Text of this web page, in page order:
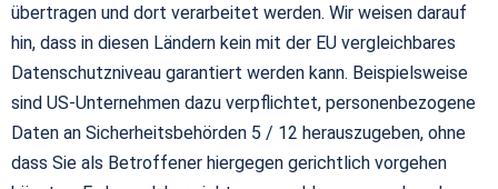
übertragen und dort verarbeitet werden. Wir weisen darauf
hin, dass in diesen Ländern kein mit der EU vergleichbares
Datenschutzniveau garantiert werden kann. Beispielsweise
sind US-Unternehmen dazu verpflichtet, personenbezogene
Daten an Sicherheitsbehörden 5 / 12 herauszugeben, ohne
dass Sie als Betroffener hiergegen gerichtlich vorgehen